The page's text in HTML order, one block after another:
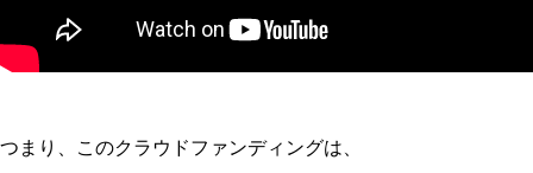
つまり、このクラウドファンディングは、